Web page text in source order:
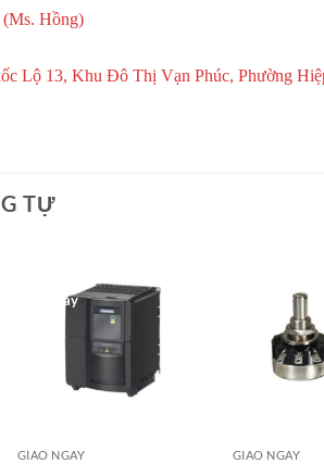
(Ms. Hồng)
Lộ 13, Khu Đô Thị Vạn Phúc, Phường
TỰ
Giao Ngay
GIAO NGAY
Giao Ngay
GIAO NGAY